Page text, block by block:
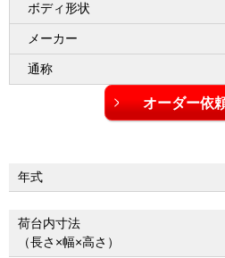
ボディ形状
メーカー
通称
年式
荷台内寸法
（長さ×幅×高さ）